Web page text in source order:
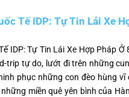
Tế IDP: Tự Tin Lái Xe
IDP: Tự Tin Lái Xe Hợp Pháp
trip tự do, lướt đi trên những
phục những con đèo hùng vĩ
miền quê yên bình của